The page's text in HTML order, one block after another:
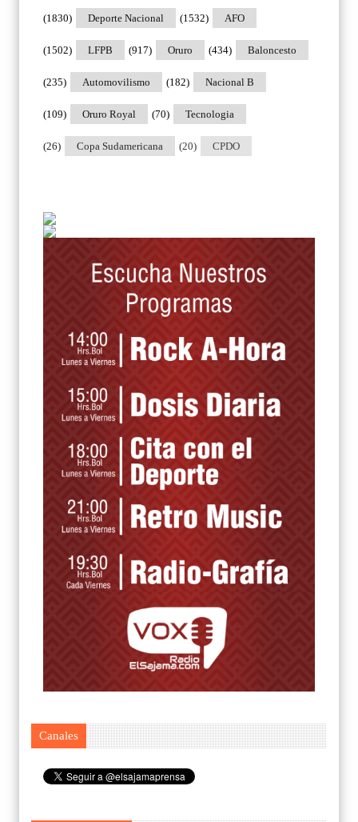
Deporte Nacional
(1830) AFO
(1532)
LFPB
(1502) Oruro
(917) Baloncesto
(434)
Automovilismo
(235) Nacional B
(182)
Oruro Royal
(109) Tecnologia
(70)
Copa Sudamericana
(26) CPDO
(20)
Canales